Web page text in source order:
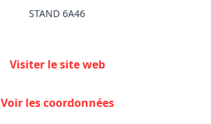
Pourquoi exposer ?
STAND 6A46
Visiter le site web
Voir les coordonnées